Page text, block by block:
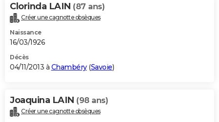
Clorinda LAIN (87 ans)
Créer une cagnotte obsèques
Naissance
16/03/1926
Décès
04/11/2013 à Chambéry(Savoie)
Joaquina LAIN (98 ans)
Créer une cagnotte obsèques